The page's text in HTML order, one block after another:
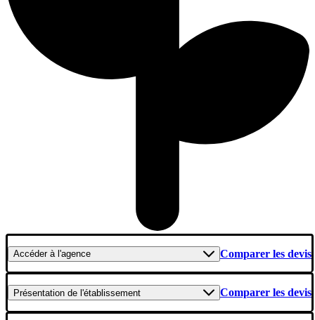
Accéderà l'agence Comparer les devis
Présentation de l'établissement Comparer les devis